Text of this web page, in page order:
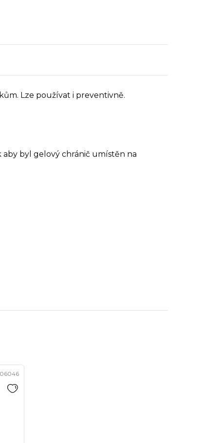
Lze používat i preventivně.
byl gelový chránič umístěn na